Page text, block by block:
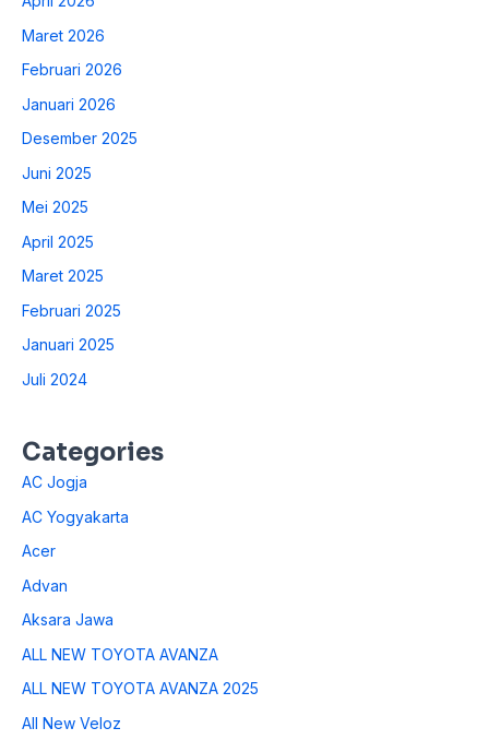
Maret 2026
Februari 2026
Januari 2026
Desember 2025
Juni 2025
Mei 2025
April 2025
Maret 2025
Februari 2025
Januari 2025
Juli 2024
Categories
AC Jogja
AC Yogyakarta
Acer
Advan
Aksara Jawa
ALL NEW TOYOTA AVANZA
ALL NEW TOYOTA AVANZA 2025
All New Veloz